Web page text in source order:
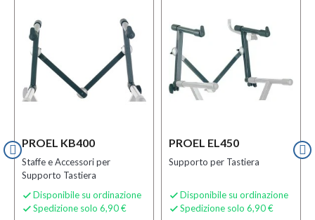
PROEL KB400
Staffe e Accessori per
Supporto Tastiera
 Disponibile su ordinazione
 Spedizione solo 6,90 €
PROEL EL450
Supporto per Tastiera
 Disponibile su ordinazione
 Spedizione solo 6,90 €